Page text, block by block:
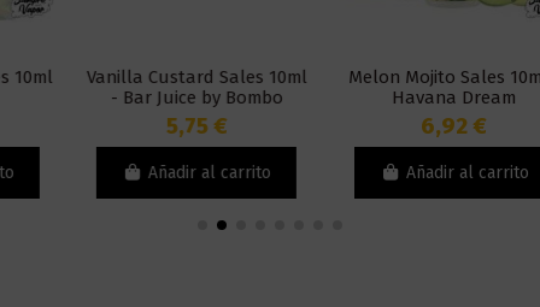
Vanilla Custard Sales 10ml
- Bar Juice by Bombo
5,75 €
Añadir al carrito
Melon Mojito Sales 10ml -
Havana Dream
6,92 €
Añadir al carrito